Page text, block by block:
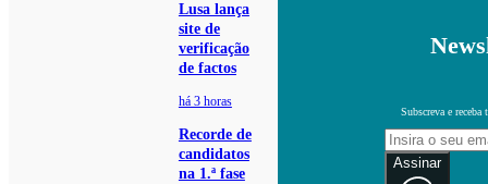
Lusa lança
site de
verificação
de factos
há 3 horas
Recorde de
candidatos
na 1.ª fase
Subscreva e receba
Assinar